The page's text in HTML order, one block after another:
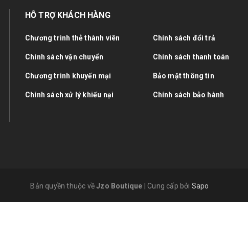
HỖ TRỢ KHÁCH HÀNG
Chương trình thẻ thành viên
Chính sách vận chuyển
Chương trình khuyến mại
Chính sách xử lý khiếu nại
Chính sách đổi trả
Chính sách thanh toán
Bảo mật thông tin
Chính sách bảo hành
Bản quyền thuộc vềJzo Boutique |Cung cấp bởi Sapo